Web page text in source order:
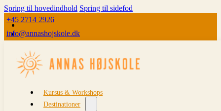
Spring til hovedindhold Spring til sidefod
+45 2714 2926
info@annashojskole.dk
Kursus & Workshops
Destinationer